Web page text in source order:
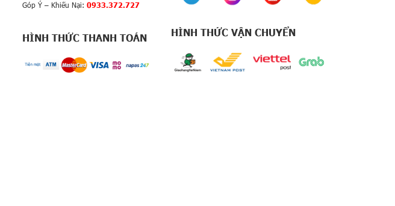
Huawei
Góp Ý – Khiếu Nại: 0933.372.727
HÌNH THỨC THANH TOÁN HÌNH THỨC VẬN CHUYỂN